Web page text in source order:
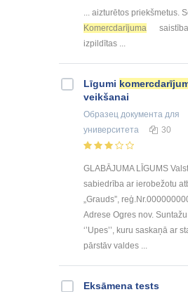
... aizturētos priekšmetus.
Komercdarījuma
izpildītas ...
Līgumi
veikšanai
Образец документа для
университета
30
GLABĀJUMA LĪGUMS
sabiedrība ar ierobežotu
„Grauds”,
Adrese Ogres nov. Suntažu
‘’Upes’’, kuru saskaņā ar
pārstāv valdes ...
Eksāmena tests